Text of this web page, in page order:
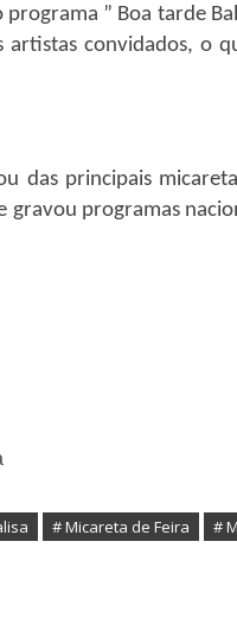
programa ” Boa tarde
artistas convidados, o
das principais
gravou programas
# Micareta de Feira #